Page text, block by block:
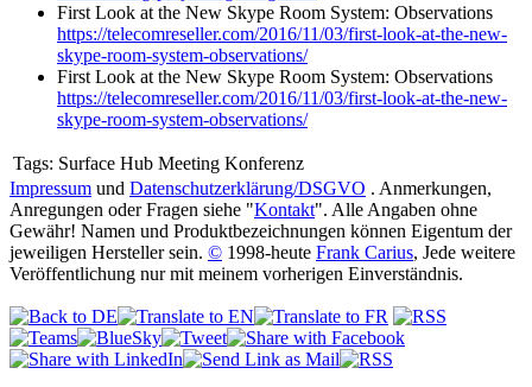
First Look at the New Skype Room System: Observations
https://telecomreseller.com/2016/11/03/first-look-at-the-new-
skype-room-system-observations/
First Look at the New Skype Room System: Observations
https://telecomreseller.com/2016/11/03/first-look-at-the-new-
skype-room-system-observations/
Tags: Surface Hub Meeting Konferenz
Impressum und Datenschutzerklärung/DSGVO . Anmerkungen,
Anregungen oder Fragen siehe "Kontakt". Alle Angaben ohne
Gewähr! Namen und Produktbezeichnungen können Eigentum der
jeweiligen Hersteller sein. © 1998-heute Frank Carius, Jede weitere
Veröffentlichung nur mit meinem vorherigen Einverständnis.